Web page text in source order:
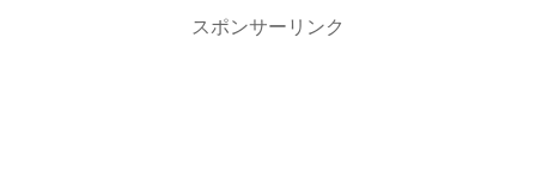
スポンサーリンク